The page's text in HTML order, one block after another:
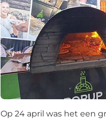
Op 24 april was het een